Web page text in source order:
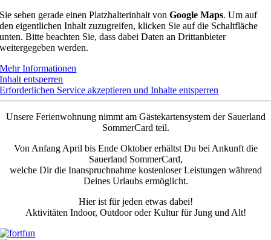
Sie sehen gerade einen Platzhalterinhalt vonGoogle Maps. Um auf
den eigentlichen Inhalt zuzugreifen, klicken Sie auf die Schaltfläche
unten. Bitte beachten Sie, dass dabei Daten an Drittanbieter
weitergegeben werden.
Mehr Informationen
Inhalt entsperren
Erforderlichen Service akzeptieren und Inhalte entsperren
Unsere Ferienwohnung nimmt am Gästekartensystem der Sauerland
SommerCard teil.
Von Anfang April bis Ende Oktober erhältst Du bei Ankunft die
Sauerland SommerCard,
welche Dir die Inanspruchnahme kostenloser Leistungen während
Deines Urlaubs ermöglicht.
Hier ist für jeden etwas dabei!
Aktivitäten Indoor, Outdoor oder Kultur für Jung und Alt!